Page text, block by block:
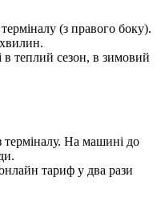
(з правого боку).
в теплий сезон, в зимовий
терміналу. На машині до
тариф у два рази